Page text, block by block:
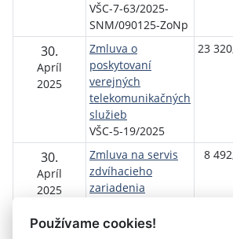
VŠC-7-63/2025-
SNM/090125-ZoNp
30.
Apríl
2025
Zmluva o
poskytovaní
verejných
telekomunikačných
služieb
VŠC-5-19/2025
23
30.
Apríl
2025
Zmluva na servis
zdvíhacieho
zariadenia
8
Používame cookies!